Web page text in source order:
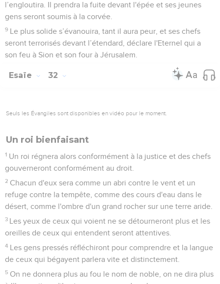
l’engloutira. Il prendra la fuite devant l'épée et ses jeunes
gens seront soumis à la corvée.
9 Le plus solide s’évanouira, tant il aura peur, et ses chefs
seront terrorisés devant l’étendard, déclare l'Eternel qui a
son feu à Sion et son four à Jérusalem.
Esaïe 32
Seuls les Évangiles sont disponibles en vidéo pour le moment.
Un roi bienfaisant
1 Un roi régnera alors conformément à la justice et des chefs
gouverneront conformément au droit.
2 Chacun d'eux sera comme un abri contre le vent et un
refuge contre la tempête, comme des cours d'eau dans le
désert, comme l'ombre d'un grand rocher sur une terre aride.
3 Les yeux de ceux qui voient ne se détourneront plus et les
oreilles de ceux qui entendent seront attentives.
4 Les gens pressés réfléchiront pour comprendre et la langue
de ceux qui bégayent parlera vite et distinctement.
5 On ne donnera plus au fou le nom de noble, on ne dira plus